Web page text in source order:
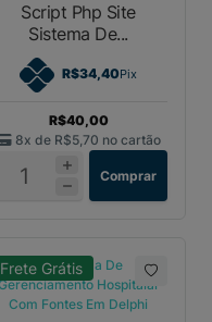
Script Php Site
Sistema De...
R$34,40Pix
R$40,00
8x de R$5,70 no cartão
Comprar
Frete Grátis